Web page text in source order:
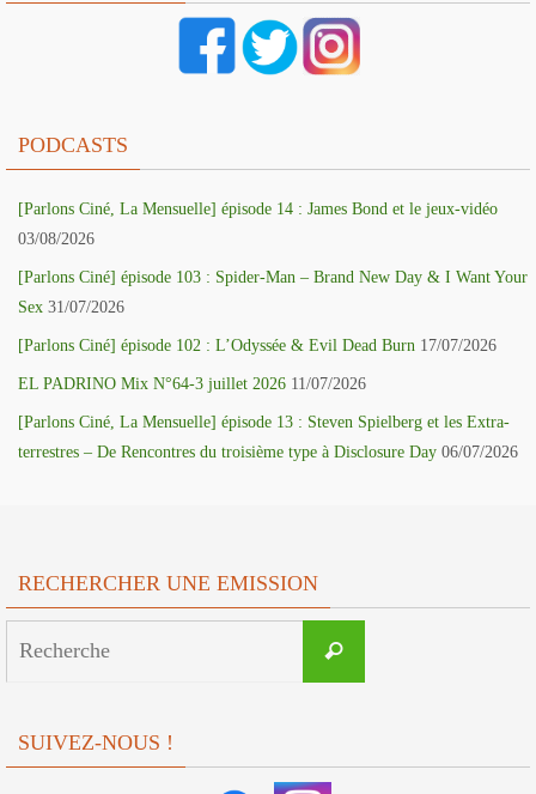
PODCASTS
[Parlons Ciné, La Mensuelle] épisode 14 : James Bond et le jeux-vidéo
03/08/2026
[Parlons Ciné] épisode 103 : Spider-Man – Brand New Day & I Want Your
Sex 31/07/2026
[Parlons Ciné] épisode 102 : L’Odyssée & Evil Dead Burn 17/07/2026
EL PADRINO Mix N°64-3 juillet 2026 11/07/2026
[Parlons Ciné, La Mensuelle] épisode 13 : Steven Spielberg et les Extra-
terrestres – De Rencontres du troisième type à Disclosure Day 06/07/2026
RECHERCHER UNE EMISSION
Recherche
SUIVEZ-NOUS !